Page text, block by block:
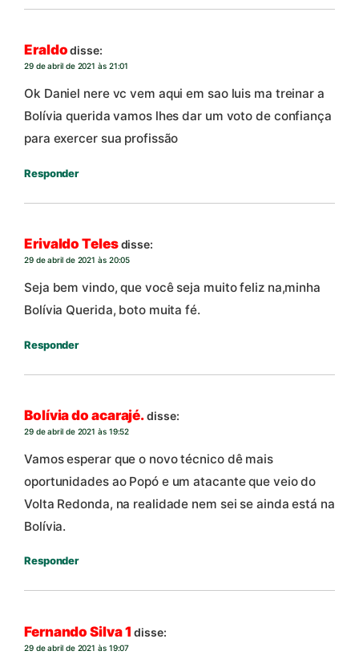
Eraldodisse:
29 de abril de 2021 às 21:01
Ok Daniel nere vc vem aqui em sao luis ma treinar a
Bolívia querida vamos lhes dar um voto de confiança
para exercer sua profissão
Responder
Erivaldo Telesdisse:
29 de abril de 2021 às 20:05
Seja bem vindo, que você seja muito feliz na,minha
Bolívia Querida, boto muita fé.
Responder
Bolívia do acarajé.disse:
29 de abril de 2021 às 19:52
Vamos esperar que o novo técnico dê mais
oportunidades ao Popó e um atacante que veio do
Volta Redonda, na realidade nem sei se ainda está na
Bolívia.
Responder
Fernando Silva 1 disse:
29 de abril de 2021 às 19:07